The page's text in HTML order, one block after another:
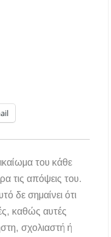
του κάθε
τις απόψεις του.
δε σημαίνει ότι
καθώς αυτές
σχολιαστή ή